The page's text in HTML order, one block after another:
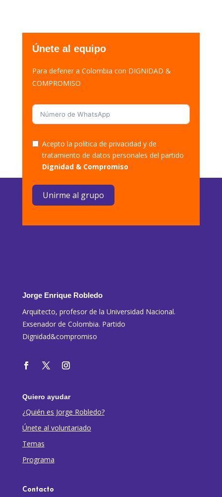
Únete al equipo
Para defener a Colombia con DIGNIDAD &
COMPROMISO
Acepto la política de privacidad y de
tratamiento de datos personales del partido
Dignidad & Compromiso
Unirme al grupo
Jorge Enrique Robledo
Arquitecto, profesor de la Universidad Nacional.
Exsenador de Colombia. Partido
Dignidad&compromiso
Quiero ayudar
¿Quién es Jorge Robledo?
Únete al voluntariado
Temas
Programa
Contacto